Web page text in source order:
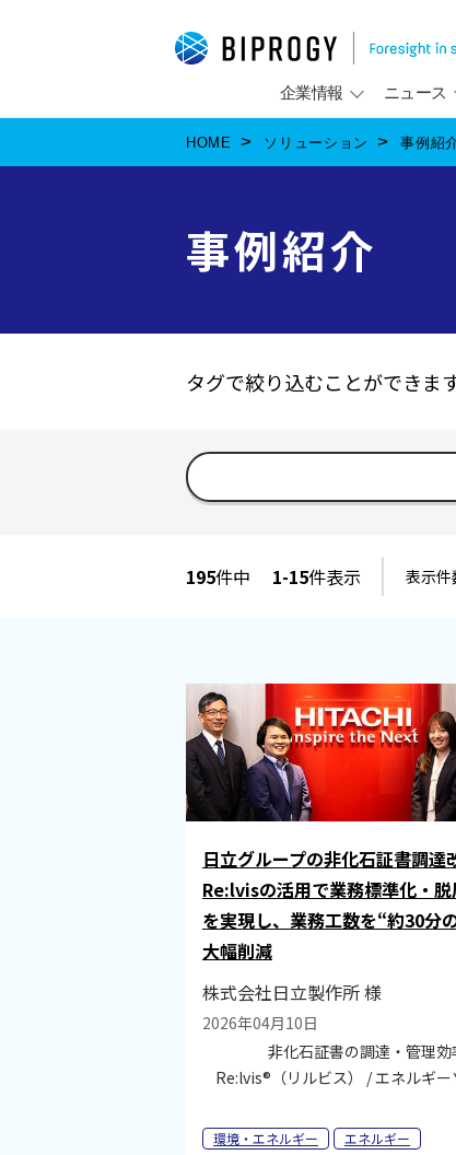
企業情報 ニュース
HOME ソリューション 事例紹
事例紹介
タグで絞り込むことができま
195件中 1-15件表示 表示件
日立グループの非化石証書調達
Re:lvisの活用で業務標準化・
を実現し、業務工数を“約30分
大幅削減
株式会社日立製作所 様
2026年04月10日
非化石証書の調達・管理効
Re:lvis®（リルビス） / エネルギー
環境・エネルギー エネルギー